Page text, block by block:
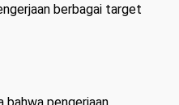
berbagai target